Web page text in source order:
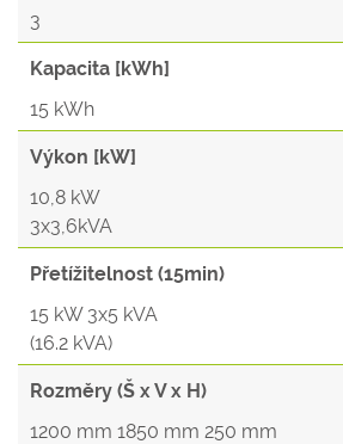
3
Kapacita [kWh]
15 kWh
Výkon [kW]
10,8 kW
3x3,6kVA
Přetížitelnost (15min)
15 kW 3x5 kVA
(16.2 kVA)
Rozměry (Š x V x H)
1200 mm 1850 mm 250 mm